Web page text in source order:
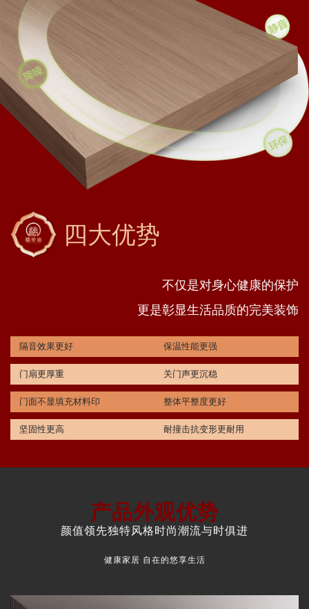
四大优势
不仅是对身心健康的保护
更是彰显生活品质的完美装饰
隔音效果更好 保温性能更强
门扇更厚重 关门声更沉稳
门面不显填充材料印 整体平整度更好
坚固性更高 耐撞击抗变形更耐用
产品外观优势
颜值领先独特风格时尚潮流与时俱进
健康家居 自在的悠享生活